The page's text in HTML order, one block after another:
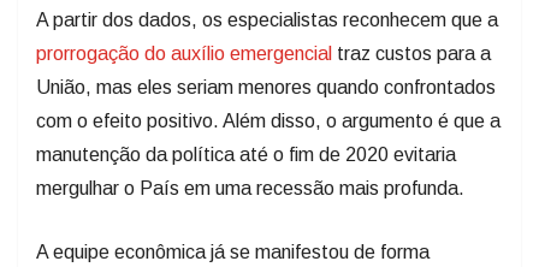
A partir dos dados, os especialistas reconhecem que a
prorrogação do auxílio emergencial traz custos para a
União, mas eles seriam menores quando confrontados
com o efeito positivo. Além disso, o argumento é que a
manutenção da política até o fim de 2020 evitaria
mergulhar o País em uma recessão mais profunda.
A equipe econômica já se manifestou de forma